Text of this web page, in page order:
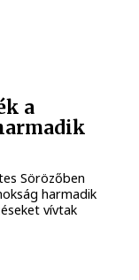
a
Sörözőben
harmadik
vívtak